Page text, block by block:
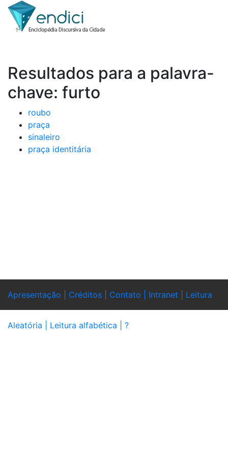
Resultados para a palavra-
chave: furto
roubo
praça
sinaleiro
praça identitária
Apresentação | Créditos | Contato | Intranet | Leitura
Aleatória | Leitura alfabética | ?